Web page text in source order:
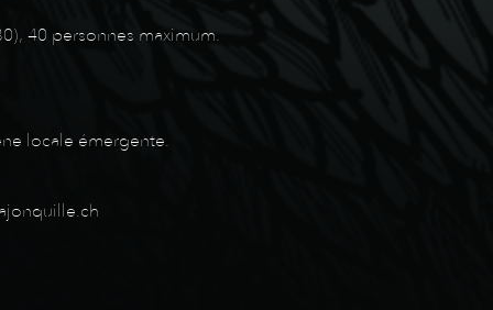
40 personnes maximum.
locale émergente.